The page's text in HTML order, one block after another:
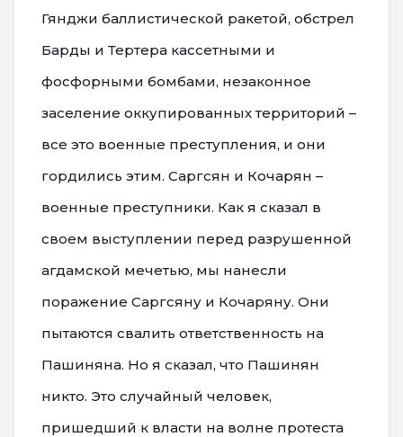
Гянджи баллистической ракетой, обстрел
Барды и Тертера кассетными и
фосфорными бомбами, незаконное
заселение оккупированных территорий –
все это военные преступления, и они
гордились этим. Саргсян и Кочарян –
военные преступники. Как я сказал в
своем выступлении перед разрушенной
агдамской мечетью, мы нанесли
поражение Саргсяну и Кочаряну. Они
пытаются свалить ответственность на
Пашиняна. Но я сказал, что Пашинян
никто. Это случайный человек,
пришедший к власти на волне протеста